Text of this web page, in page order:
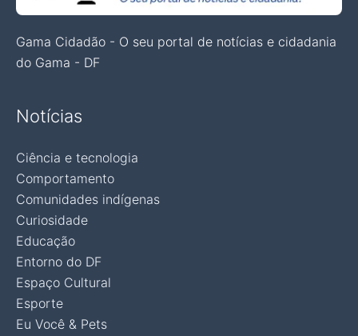
Gama Cidadão - O seu portal de notícias e cidadania
do Gama - DF
Notícias
Ciência e tecnologia
Comportamento
Comunidades indígenas
Curiosidade
Educação
Entorno do DF
Espaço Cultural
Esporte
Eu Você & Pets